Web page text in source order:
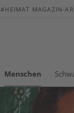
#HEIMAT MAGAZIN-
Menschen